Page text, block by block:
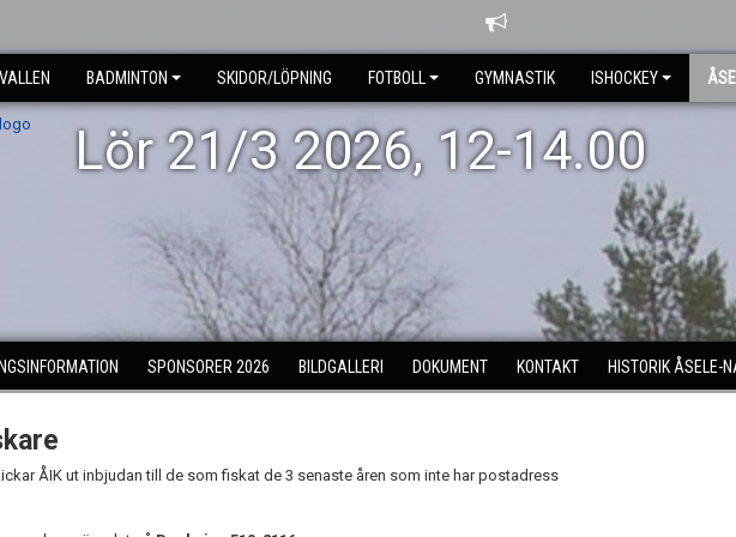
BADMINTON SKIDOR/LÖPNING FOTBOLL GYMNASTIK ISHOCKEY
Lör 21/3 2026, 12-14.00
SPONSORER 2026 BILDGALLERI DOKUMENT KONTAKT HISTORIK ÅSELE-
ÅIK ut inbjudan till de som fiskat de 3 senaste åren som inte har postadress